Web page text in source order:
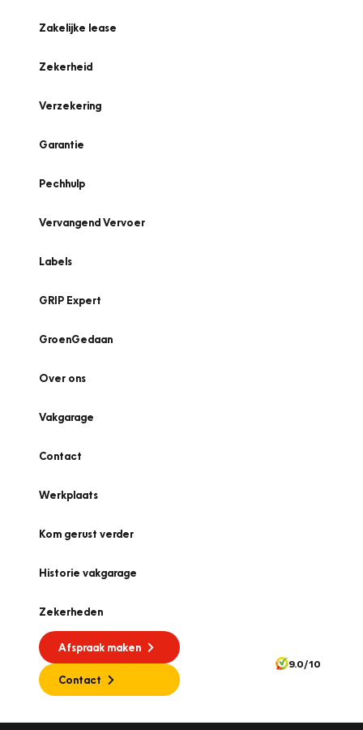
Zakelijke lease
Zekerheid
Verzekering
Garantie
Pechhulp
Vervangend Vervoer
Labels
GRIP Expert
GroenGedaan
Over ons
Vakgarage
Contact
Werkplaats
Kom gerust verder
Historie vakgarage
Zekerheden
Afspraak maken
Contact
9.0/10